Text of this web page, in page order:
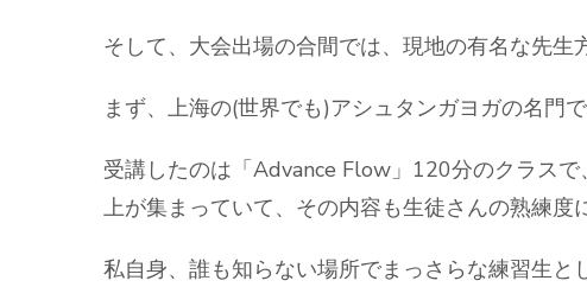
そして、大会出場の合間では、現地の有名な先生
まず、上海の(世界でも)アシュタンガヨガの名門
受講したのは「Advance Flow」120分のクラス
上が集まっていて、その内容も生徒さんの熟練度
私自身、誰も知らない場所でまっさらな練習生